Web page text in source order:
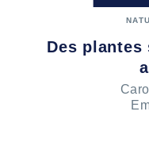
Des plantes